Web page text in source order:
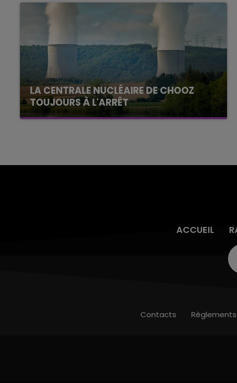
LA CENTRALE NUCLÉAIRE DE CHOOZ
TOUJOURS À L'ARRÊT
Cela fait déjà une semaine que la centrale
ACCUEIL
Contacts Règlements